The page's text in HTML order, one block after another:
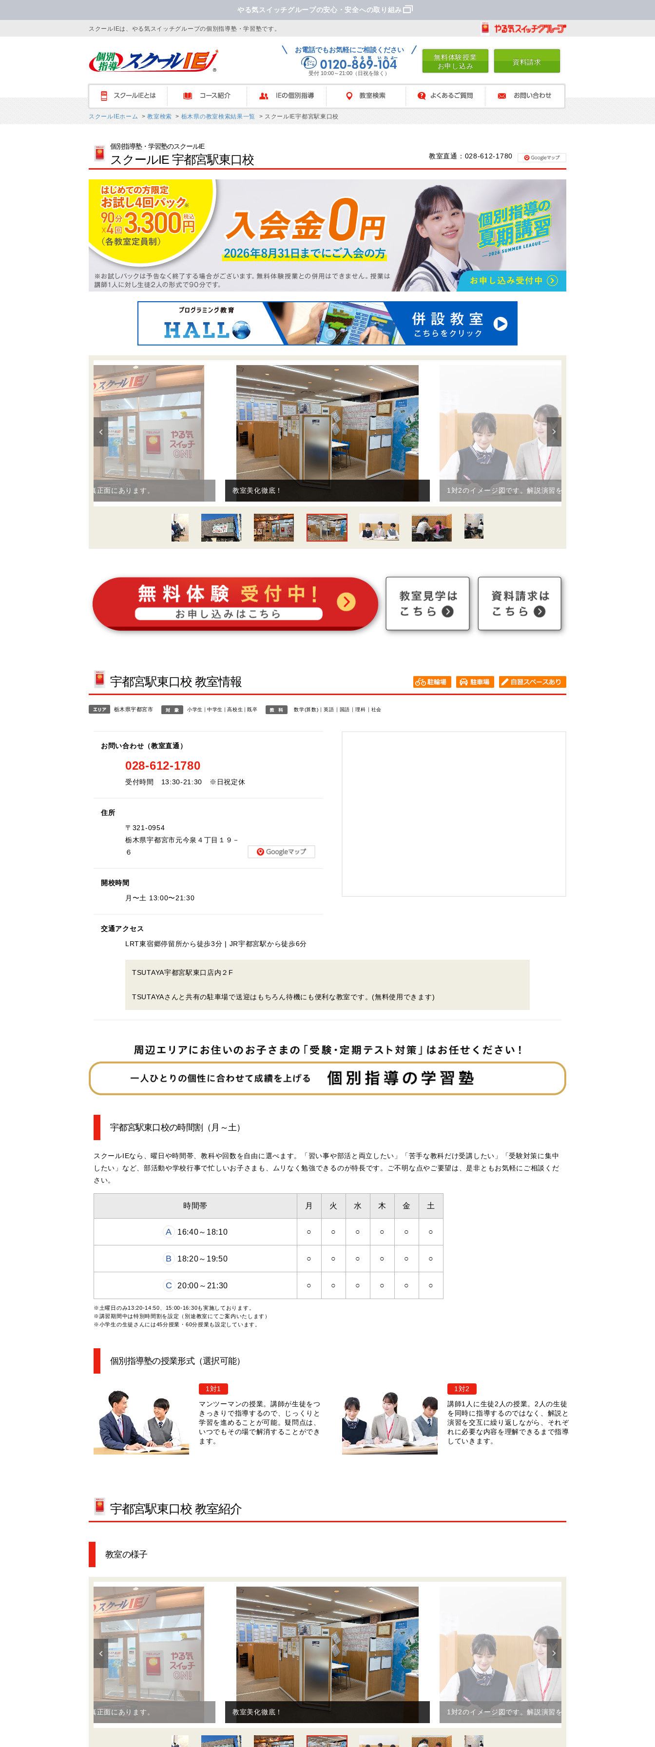
やる気スイッチグループの安心・安全への取り組み
スクールIEは、やる気スイッチグループの個別指導塾・学習塾です。
お電話でもお気軽にご相談ください
受付 10:00～21:00（日祝を除く）
無料体験授業
お申し込み
資料請求
スクールIEとは コース紹介 IEの個別指導 教室検索 よくあるご質問 お問い合わせ
スクールIEホーム>教室検索>栃木県の教室検索結果一覧> スクールIE宇都宮駅東口校
個別指導塾・学習塾のスクールIE
スクールIE 宇都宮駅東口校 教室直通：028-612-1780
階段で２階へ上がると真正面にあります。 教室美化徹底！ 1対2のイメージ図です。解説演習を交互に繰り返します。
宇都宮駅東口校 教室情報
栃木県宇都宮市 小学生 中学生 高校生 既卒 数学(算数) 英語 国語 理科 社会
お問い合わせ（教室直通）
028-612-1780
受付時間 13:30-21:30 ※日祝定休
住所
〒321-0954
栃木県宇都宮市元今泉４丁目１９－
６
開校時間
月〜土 13:00〜21:30
交通アクセス
LRT東宿郷停留所から徒歩3分 | JR宇都宮駅から徒歩6分
TSUTAYA宇都宮駅東口店内２F
TSUTAYAさんと共有の駐車場で送迎はもちろん待機にも便利な教室です。(無料使用できます)
宇都宮駅東口校の時間割 （月～土）
スクールIEなら、曜日や時間帯、教科や回数を自由に選べます。「習い事や部活と両立したい」「苦手な教科だけ受講したい」「受験対策に集中
したい」など、部活動や学校行事で忙しいお子さまも、ムリなく勉強できるのが特長です。ご不明な点やご要望は、是非ともお気軽にご相談くだ
さい。
時間帯 月 火 水 木 金 土
A 16:40～18:10 ○ ○ ○ ○ ○ ○
B 18:20～19:50 ○ ○ ○ ○ ○ ○
C 20:00～21:30 ○ ○ ○ ○ ○ ○
※土曜日のみ13:20-14:50、15:00-16:30も実施しております。
※講習期間中は特別時間割を設定（別途教室にてご案内いたします）
※小学生の生徒さんには45分授業・60分授業も設定しています。
個別指導塾の授業形式（選択可能）
1対1
マンツーマンの授業。講師が生徒をつ
きっきりで指導するので、じっくりと
学習を進めることが可能。疑問点は、
いつでもその場で解消することができ
ます。
1対2
講師1人に生徒2人の授業。2人の生徒
を同時に指導するのではなく、解説と
演習を交互に繰り返しながら、それぞ
れに必要な内容を理解できるまで指導
していきます。
宇都宮駅東口校 教室紹介
教室の様子
階段で２階へ上がると真正面にあります。 教室美化徹底！ 1対2のイメージ図です。解説演習を交互に繰り返します。